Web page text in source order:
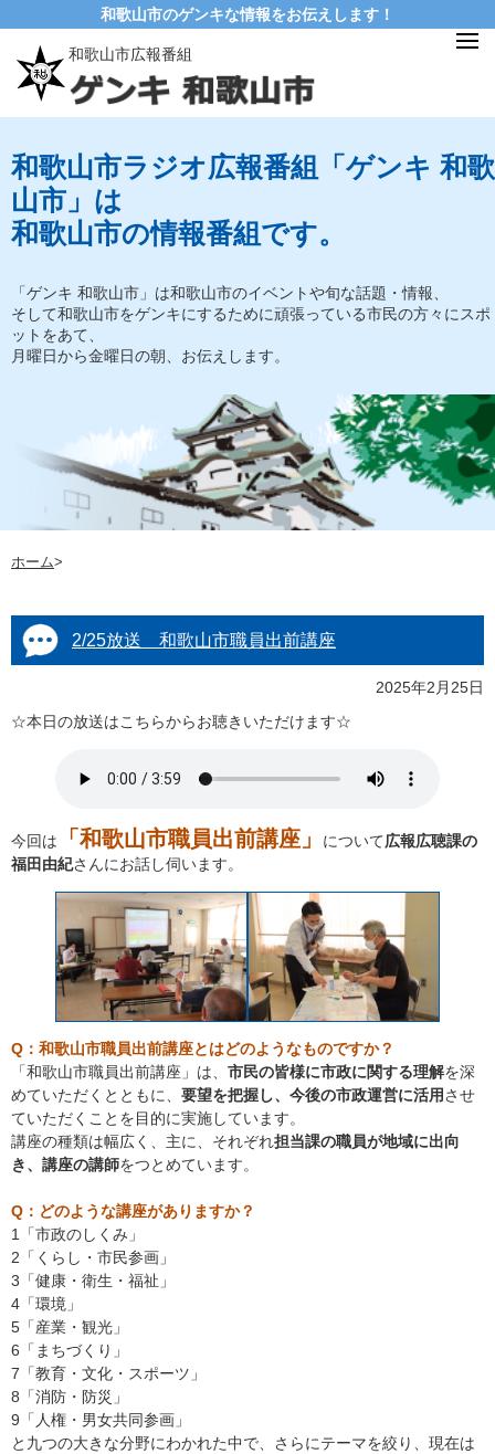
和歌山市のゲンキな情報をお伝えします！
和歌山市広報番組
和歌山市ラジオ広報番組「ゲンキ 和歌
山市」は
和歌山市の情報番組です。
「ゲンキ 和歌山市」は和歌山市のイベントや旬な話題・情報、
そして和歌山市をゲンキにするために頑張っている市民の方々にスポ
ットをあて、
月曜日から金曜日の朝、お伝えします。
ホーム>
2/25放送 和歌山市職員出前講座
2025年2月25日
☆本日の放送はこちらからお聴きいただけます☆
今回は 「和歌山市職員出前講座」 について広報広聴課の
福田由紀さんにお話し伺います。
Q：和歌山市職員出前講座とはどのようなものですか？
「和歌山市職員出前講座」は、 市民の皆様に市政に関する理解を深
めていただくとともに、 要望を把握し、今後の市政運営に活用させ
ていただくことを目的に実施しています。
講座の種類は幅広く、主に、それぞれ担当課の職員が地域に出向
き、講座の講師をつとめています。
Q：どのような講座がありますか？
1「市政のしくみ」
2「くらし・市民参画」
3「健康・衛生・福祉」
4「環境」
5「産業・観光」
6「まちづくり」
7「教育・文化・スポーツ」
8「消防・防災」
9「人権・男女共同参画」
と九つの大きな分野にわかれた中で、さらにテーマを絞り、現在は